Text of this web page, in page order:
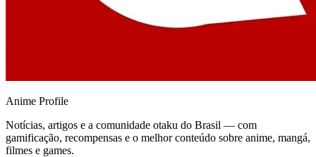
Anime Profile
Notícias, artigos e a comunidade otaku do Brasil — com
gamificação, recompensas e o melhor conteúdo sobre anime, mangá,
filmes e games.